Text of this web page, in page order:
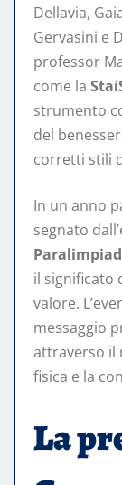
Dellavia,
Gervasini e
professor
come la
strumento
del
corretti stili
In un anno
segnato
il significato
valore.
messaggio
attraverso il
fisica e la
La